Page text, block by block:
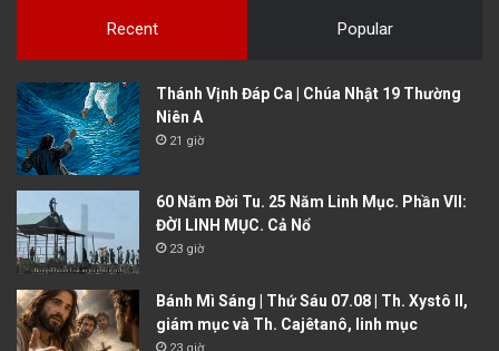
Recent Popular
Thánh Vịnh Đáp Ca | Chúa Nhật 19 Thường
Niên A
21 giờ
60 Năm Đời Tu. 25 Năm Linh Mục. Phần VII:
ĐỜI LINH MỤC. Cả Nổ
23 giờ
Bánh Mì Sáng | Thứ Sáu 07.08 | Th. Xystô II,
giám mục và Th. Cajêtanô, linh mục
23 giờ